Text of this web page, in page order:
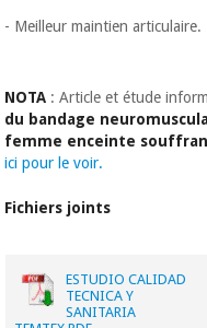
- Meilleur maintien articulaire.
NOTA : Article et étude
du bandage
femme enceinte
ici pour le voir.
Fichiers joints
ESTUDIO CALIDAD
TECNICA Y
SANITARIA